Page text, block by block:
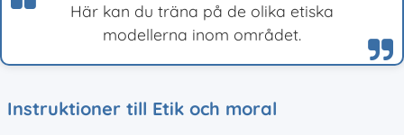
Här kan du träna på de olika etiska
modellerna inom området.
Instruktioner till Etik och moral